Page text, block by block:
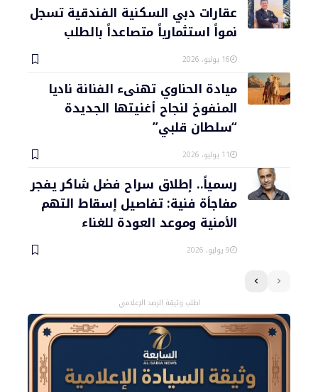
عقارات دبي السكنية الفندقية تسجل
نمواً استثمارياً متصاعداً بالطلب
16 يوليو، 2026
ميادة الحناوي تهنىء الفنانة ناديا
المنفوخ لنجاح أغنيتها الجديدة
“سلطان قلبي”
11 يوليو، 2026
رسمياً.. إطلاق سراح فضل شاكر يفجر
مفاجأة فنية: تفاصيل إسقاط التهم
الأمنية وموعد العودة للغناء
9 يوليو، 2026
اطلب وثيقة الرصد الإعلامي